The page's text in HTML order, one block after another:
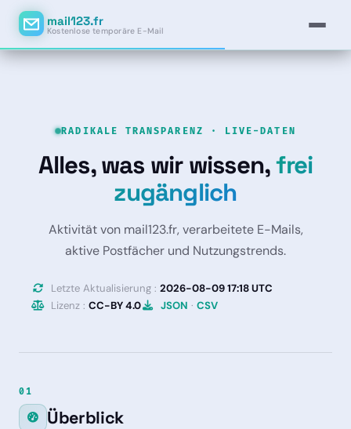
mail123.fr
Kostenlose temporäre E-Mail
RADIKALE TRANSPARENZ · LIVE-DATEN
Alles, was wir wissen,frei
zugänglich
Aktivität von mail123.fr, verarbeitete E-Mails,
aktive Postfächer und Nutzungstrends.
Letzte Aktualisierung :2026-08-09 17:18 UTC
Lizenz :CC-BY 4.0 JSON ·CSV
01
Überblick